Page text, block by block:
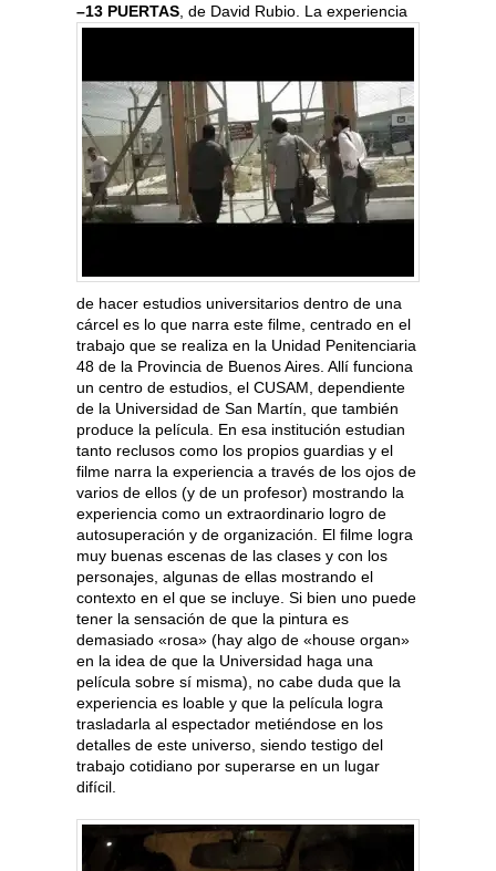
–13 PUERTAS , de David Rubio. La experiencia
de hacer estudios universitarios dentro de una
cárcel es lo que narra este filme, centrado en el
trabajo que se realiza en la Unidad Penitenciaria
48 de la Provincia de Buenos Aires. Allí funciona
un centro de estudios, el CUSAM, dependiente
de la Universidad de San Martí­n, que también
produce la película. En esa institución estudian
tanto reclusos como los propios guardias y el
filme narra la experiencia a través de los ojos de
varios de ellos (y de un profesor) mostrando la
experiencia como un extraordinario logro de
autosuperación y de organización. El filme logra
muy buenas escenas de las clases y con los
personajes, algunas de ellas mostrando el
contexto en el que se incluye. Si bien uno puede
tener la sensación de que la pintura es
demasiado «rosa» (hay algo de «house organ»
en la idea de que la Universidad haga una
película sobre sí misma), no cabe duda que la
experiencia es loable y que la película logra
trasladarla al espectador metiéndose en los
detalles de este universo, siendo testigo del
trabajo cotidiano por superarse en un lugar
difícil.